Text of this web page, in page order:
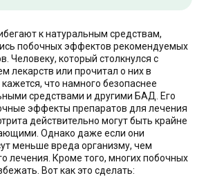
к натуральным средствам,
побочных эффектов рекомендуемых
Человеку, который столкнулся с
лекарств или прочитал о них в
что намного безопаснее
средствами и другими БАД. Его
эффекты препаратов для лечения
действительно могут быть крайне
Однако даже если они
меньше вреда организму, чем
лечения. Кроме того, многих побочных
Вот как это сделать: